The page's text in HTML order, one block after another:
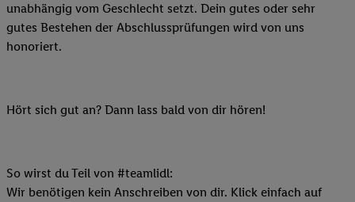
unabhängig vom Geschlecht setzt. Dein gutes oder sehr
gutes Bestehen der Abschlussprüfungen wird von uns
honoriert.
Hört sich gut an? Dann lass bald von dir hören!
So wirst du Teil von #teamlidl:
Wir benötigen kein Anschreiben von dir. Klick einfach auf